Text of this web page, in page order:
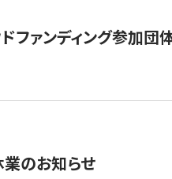
ファンディング参加団
のお知らせ